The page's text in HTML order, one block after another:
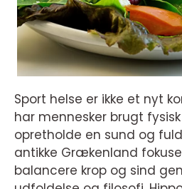
Sport helse er ikke et nyt
har mennesker brugt
opretholde en sund og
antikke Grækenland
balancere krop og sind